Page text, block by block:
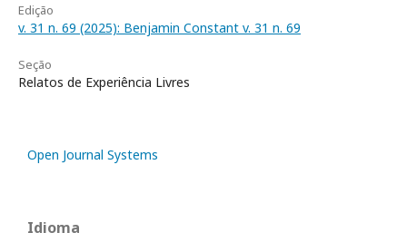
Edição
v. 31 n. 69 (2025): Benjamin Constant v. 31 n. 69
Seção
Relatos de Experiência Livres
Open Journal Systems
Idioma